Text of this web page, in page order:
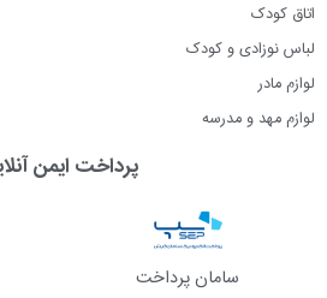
اتاق کودک
لباس نوزادی و کودک
لوازم مادر
لوازم مهد و مدرسه
پرداخت ایمن
سامان پرداخت